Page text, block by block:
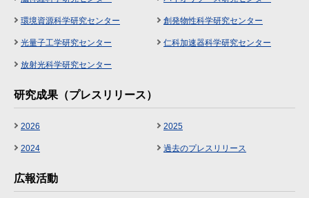
環境資源科学研究センター 創発物性科学研究センター
光量子工学研究センター 仁科加速器科学研究センター
放射光科学研究センター
研究成果（プレスリリース）
2026 2025
2024 過去のプレスリリース
広報活動